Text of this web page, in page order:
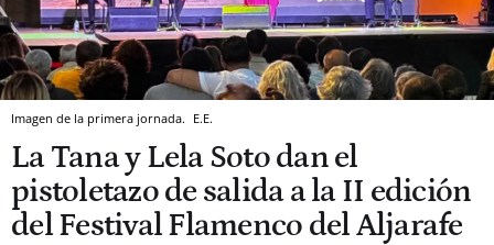
Imagen de la primera jornada. E.E.
La Tana y Lela Soto dan el
pistoletazo de salida a la II edición
del Festival Flamenco del Aljarafe